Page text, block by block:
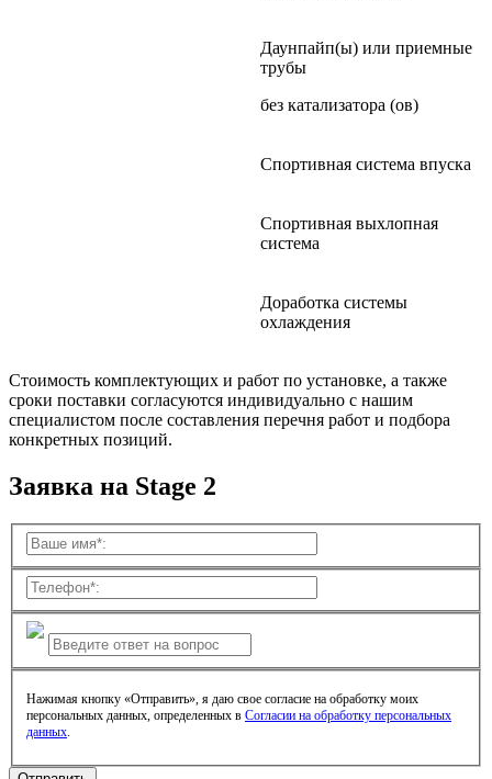
Даунпайп(ы) или приемные
трубы
без катализатора (ов)
Спортивная система впуска
Спортивная выхлопная
система
Доработка системы
охлаждения
Стоимость комплектующих и работ по установке, а также
сроки поставки согласуются индивидуально с нашим
специалистом после составления перечня работ и подбора
конкретных позиций.
Заявка на Stage 2
Нажимая кнопку «Отправить», я даю свое согласие на обработку моих
персональных данных, определенных в Согласии на обработку персональных
данных